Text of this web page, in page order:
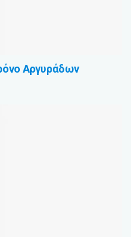
Αργυράδων